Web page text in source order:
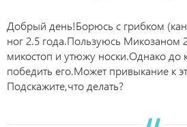
Добрый день!Борюсь с грибком
ног 2.5 года.Пользуюсь Микозаном
микостоп и утюжу носки.Однако до
победить его.Может привыкание к
Подскажите,что делать?